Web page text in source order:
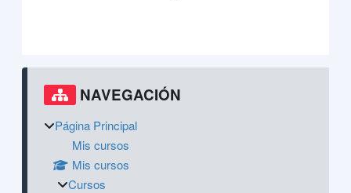
Bloques
Bloques suplementarios
Salta Navegación
NAVEGACIÓN
Página Principal
Mis cursos
Mis cursos
Cursos